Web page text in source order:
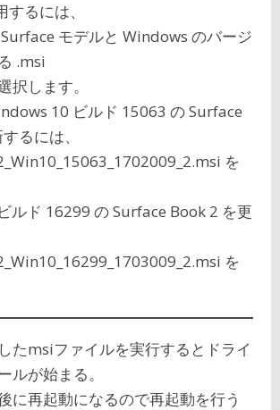
るには、
モデルと Windows のバージ
.msi
択します。
10 ビルド 15063 の Surface
るには、
を
ルド 16299 の Surface Book 2 を更
を
たmsiファイルを実行するとドライ
ルが始まる。
に再起動になるので再起動を行う